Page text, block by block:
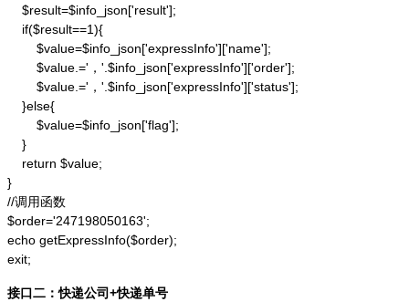
    $result=$info_json['result'];
    if($result==1){
        $value=$info_json['expressInfo']['name'];
        $value.='，'.$info_json['expressInfo']['order'];
        $value.='，'.$info_json['expressInfo']['status'];
    }else{
        $value=$info_json['flag'];
    }
    return $value;
}
//调用函数
$order='247198050163';
echo getExpressInfo($order);
exit;
接口二：快递公司+快递单号